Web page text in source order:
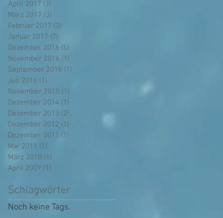
April 2017 (3)
März 2017 (3)
Februar 2017 (3)
Januar 2017 (7)
Dezember 2016 (5)
November 2016 (1)
September 2016 (1)
Juli 2016 (1)
November 2015 (1)
Dezember 2014 (1)
Dezember 2013 (2)
Dezember 2012 (1)
Dezember 2011 (1)
Mai 2011 (1)
März 2010 (1)
April 2009 (1)
Schlagwörter
Noch keine Tags.